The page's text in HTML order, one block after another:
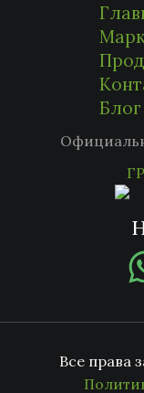
Блог
Все права